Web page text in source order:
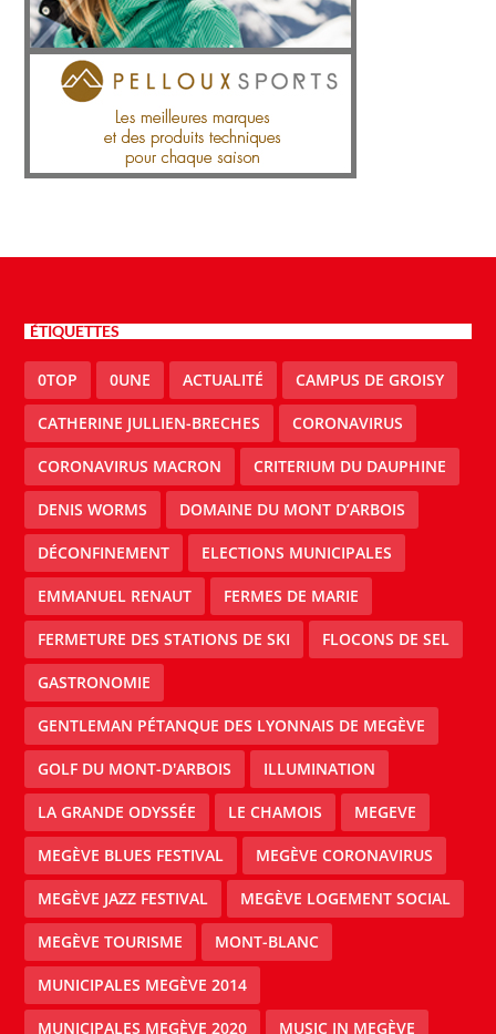
ÉTIQUETTES
0TOP 0UNE ACTUALITÉ CAMPUS DE GROISY
CATHERINE JULLIEN-BRECHES CORONAVIRUS
CORONAVIRUS MACRON CRITERIUM DU DAUPHINE
DENIS WORMS DOMAINE DU MONT D’ARBOIS
DÉCONFINEMENT ELECTIONS MUNICIPALES
EMMANUEL RENAUT FERMES DE MARIE
FERMETURE DES STATIONS DE SKI FLOCONS DE SEL
GASTRONOMIE
GENTLEMAN PÉTANQUE DES LYONNAIS DE MEGÈVE
GOLF DU MONT-D'ARBOIS ILLUMINATION
LA GRANDE ODYSSÉE LE CHAMOIS MEGEVE
MEGÈVE BLUES FESTIVAL MEGÈVE CORONAVIRUS
MEGÈVE JAZZ FESTIVAL MEGÈVE LOGEMENT SOCIAL
MEGÈVE TOURISME MONT-BLANC
MUNICIPALES MEGÈVE 2014
MUNICIPALES MEGÈVE 2020 MUSIC IN MEGÈVE